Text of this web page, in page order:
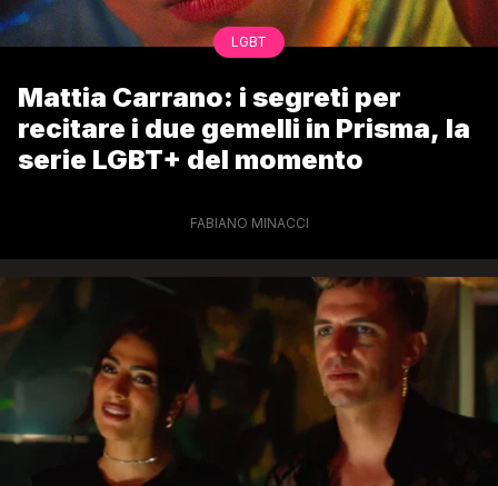
LGBT
Mattia Carrano: i segreti per
recitare i due gemelli in Prisma, la
serie LGBT+ del momento
FABIANO MINACCI